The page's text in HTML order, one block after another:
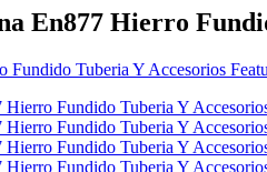
En877 Hierro